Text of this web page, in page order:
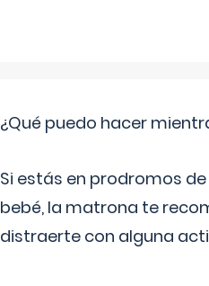
¿Qué puedo hacer
Si estás en prodromos
bebé, la matrona te
distraerte con alguna